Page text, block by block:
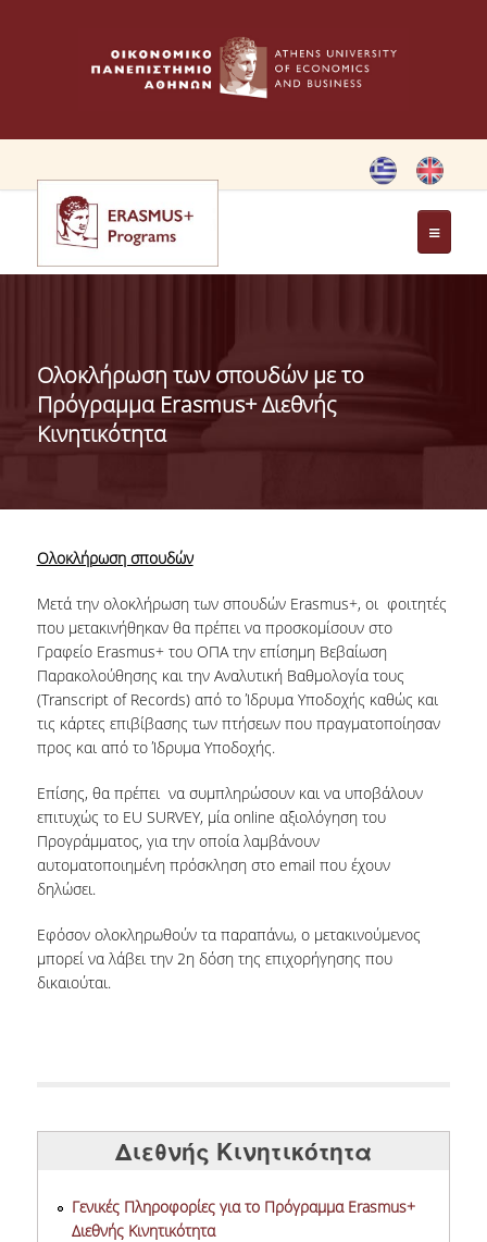
ΑΡΧΙΚΗ
ERASMUS CHARTER
ΝΕΑ
ΚΛΑΣΙΚΗ ΚΙΝΗΤΙΚΟΤΗΤΑ
ΔΙΕΘΝΗΣ ΚΙΝΗΤΙΚΟΤΗΤΑ
Ολοκλήρωση των σπουδών με το
Πρόγραμμα Erasmus+ Διεθνής
Κινητικότητα
Ολοκλήρωση σπουδών
Μετά την ολοκλήρωση των σπουδών Erasmus+, οι φοιτητές
που μετακινήθηκαν θα πρέπει να προσκομίσουν στο
Γραφείο Erasmus+ του ΟΠΑ την επίσημη Βεβαίωση
Παρακολούθησης και την Αναλυτική Βαθμολογία τους
(Transcript of Records) από το Ίδρυμα Υποδοχής καθώς και
τις κάρτες επιβίβασης των πτήσεων που πραγματοποίησαν
προς και από το Ίδρυμα Υποδοχής.
Επίσης, θα πρέπει να συμπληρώσουν και να υποβάλουν
επιτυχώς το EU SURVEY, μία online αξιολόγηση του
Προγράμματος, για την οποία λαμβάνουν
αυτοματοποιημένη πρόσκληση στο email που έχουν
δηλώσει.
Εφόσον ολοκληρωθούν τα παραπάνω, ο μετακινούμενος
μπορεί να λάβει την 2η δόση της επιχορήγησης που
δικαιούται.
Διεθνής Κινητικότητα
Γενικές Πληροφορίες για το Πρόγραμμα Erasmus+
Διεθνής Κινητικότητα